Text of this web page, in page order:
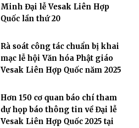
Minh Đại lễ Vesak Liên Hợp
Quốc lần thứ 20
Rà soát công tác chuẩn bị khai
mạc lễ hội Văn hóa Phật giáo
Vesak Liên Hợp Quốc năm 2025
Hơn 150 cơ quan báo chí tham
dự họp báo thông tin về Đại lễ
Vesak Liên Hợp Quốc 2025 tại